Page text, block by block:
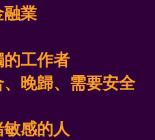
融業
工作者
晚歸、需要安全
感的人